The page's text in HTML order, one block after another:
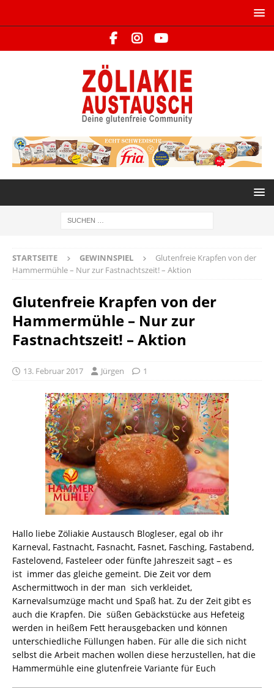
STARTSEITE GEWINNSPIEL
Glutenfreie Krapfen von der
Hammermühle – Nur zur Fastnachtszeit! – Aktion
Glutenfreie Krapfen von der
Hammermühle – Nur zur
Fastnachtszeit! – Aktion
13. Februar 2017 Jürgen 1
Hallo liebe Zöliakie Austausch Blogleser, egal ob ihr
Karneval, Fastnacht, Fasnacht, Fasnet, Fasching, Fastabend,
Fastelovend, Fasteleer oder fünfte Jahreszeit sagt – es
ist immer das gleiche gemeint. Die Zeit vor dem
Aschermittwoch in der man sich verkleidet,
Karnevalsumzüge macht und Spaß hat. Zu der Zeit gibt es
auch die Krapfen. Die süßen Gebäckstücke aus Hefeteig
werden in heißem Fett herausgebacken und können
unterschiedliche Füllungen haben. Für alle die sich nicht
selbst die Arbeit machen wollen diese herzustellen, hat die
Hammermühle eine glutenfreie Variante für Euch